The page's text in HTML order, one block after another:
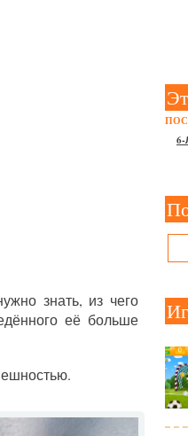
знать, из чего
её больше